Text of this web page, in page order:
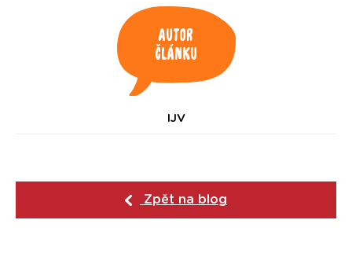
Autor
článku
IJV
Zpět na blog